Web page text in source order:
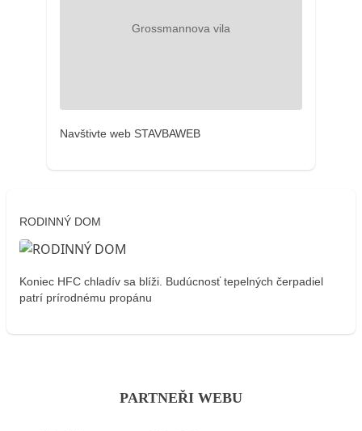
Navštivte web STAVBAWEB
RODINNÝ DOM
Koniec HFC chladív sa blíži. Budúcnosť tepelných čerpadiel
patrí prírodnému propánu
PARTNEŘI WEBU